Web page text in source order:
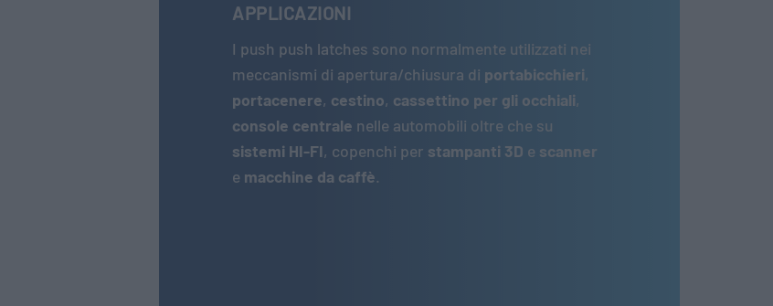
APPLICAZIONI
I push push latches sono normalmente utilizzati nei
meccanismi di apertura/chiusura di portabicchieri,
portacenere, cestino, cassettino per gli occhiali,
console centrale nelle automobili oltre che su
sistemi HI-FI, copenchi per stampanti 3D e scanner
e macchine da caffè.